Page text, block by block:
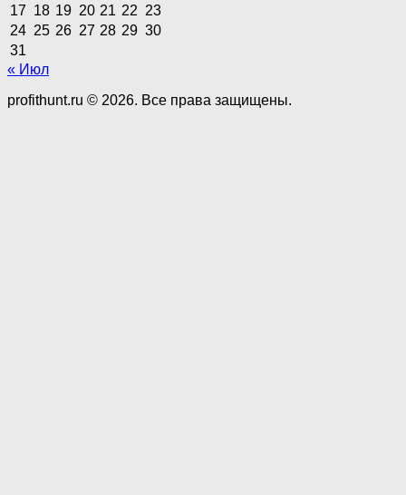
17 18 19 20 21 22 23
24 25 26 27 28 29 30
31
« Июл
profithunt.ru © 2026. Все права защищены.